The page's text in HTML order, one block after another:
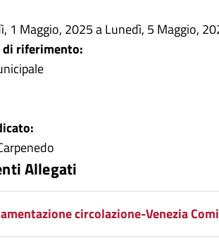
1 Maggio, 2025aLunedì, 5 Maggio,
di riferimento:
Allegati
circolazione-Venezia